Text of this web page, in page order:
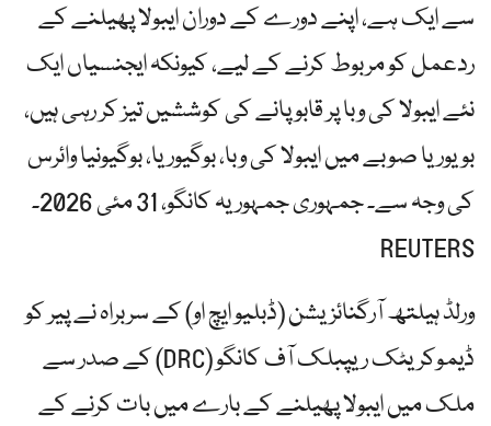
سے ایک ہے، اپنے دورے کے دوران ایبولا پھیلنے کے
ردعمل کو مربوط کرنے کے لیے، کیونکہ ایجنسیاں ایک
نئے ایبولا کی وبا پر قابو پانے کی کوششیں تیز کر رہی ہیں،
بویوریا صوبے میں ایبولا کی وبا، بوگیوریا، بوگیونیا وائرس
کی وجہ سے۔ جمہوری جمہوریہ کانگو، 31 مئی 2026۔
REUTERS
ورلڈ ہیلتھ آرگنائزیشن (ڈبلیو ایچ او) کے سربراہ نے پیر کو
ڈیموکریٹک ریپبلک آف کانگو (DRC) کے صدر سے
ملک میں ایبولا پھیلنے کے بارے میں بات کرنے کے